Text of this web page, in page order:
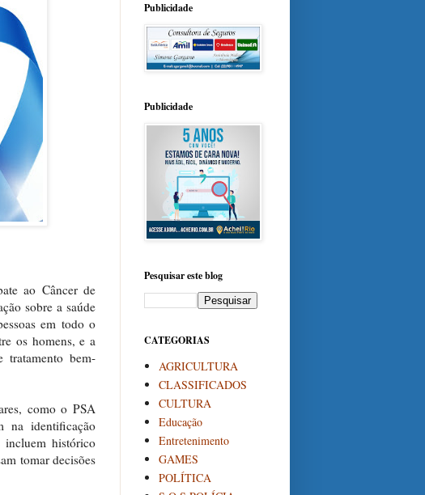
ao Câncer de
sobre a saúde
em todo o
os homens, e a
tratamento bem-
como o PSA
na identificação
incluem histórico
tomar decisões
Publicidade
Publicidade
Pesquisar este blog
CATEGORIAS
AGRICULTURA
CLASSIFICADOS
CULTURA
Educação
Entretenimento
GAMES
POLÍTICA